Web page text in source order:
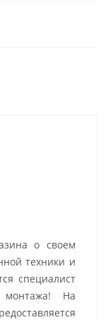
о своем
техники и
специалист
монтажа! На